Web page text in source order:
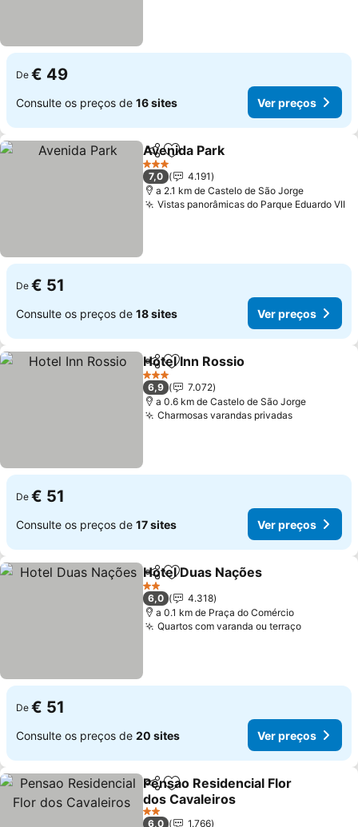
De € 49
Consulte os preços de 16 sites Ver preços
PartilharAdicionar aos favoritos
Avenida Park
3 Estrelas
7,0
4.191
a 2.1 km de Castelo de São Jorge
Vistas panorâmicas do Parque Eduardo VII
De € 51
Consulte os preços de 18 sites Ver preços
PartilharAdicionar aos favoritos
Hotel Inn Rossio
3 Estrelas
6,9
7.072
a 0.6 km de Castelo de São Jorge
Charmosas varandas privadas
De € 51
Consulte os preços de 17 sites Ver preços
PartilharAdicionar aos favoritos
Hotel Duas Nações
2 Estrelas
6,0
4.318
a 0.1 km de Praça do Comércio
Quartos com varanda ou terraço
De € 51
Consulte os preços de 20 sites Ver preços
PartilharAdicionar aos favoritos
Pensao Residencial Flor
dos Cavaleiros
2 Estrelas
6,0 1.766